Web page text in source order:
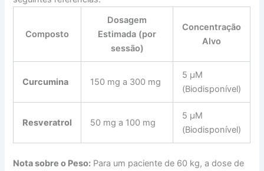
Composto
Dosagem
Estimada (por
sessão)
Concentração
Alvo
Curcumina 150 mg a 300 mg
5 µM
(Biodisponível)
Resveratrol 50 mg a 100 mg
5 µM
(Biodisponível)
Nota sobre o Peso: Para um paciente de 60 kg, a dose de